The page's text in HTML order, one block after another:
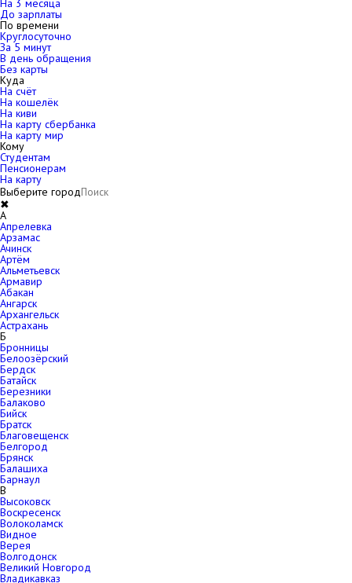
На 3 месяца
До зарплаты
По времени
Круглосуточно
За 5 минут
В день обращения
Без карты
Куда
На счёт
На кошелёк
На киви
На карту сбербанка
На карту мир
Кому
Студентам
Пенсионерам
На карту
Выберите город
✖
A
Апрелевка
Арзамас
Ачинск
Артём
Альметьевск
Армавир
Абакан
Ангарск
Архангельск
Астрахань
Б
Бронницы
Белоозёрский
Бердск
Батайск
Березники
Балаково
Бийск
Братск
Благовещенск
Белгород
Брянск
Балашиха
Барнаул
В
Высоковск
Воскресенск
Волоколамск
Видное
Верея
Волгодонск
Великий Новгород
Владикавказ